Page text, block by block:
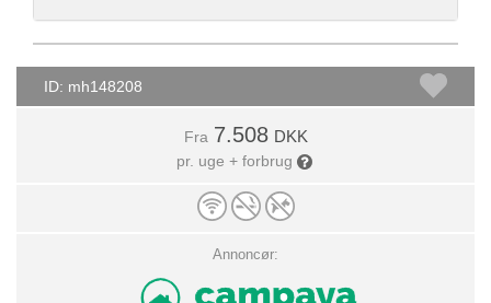
ID: mh148208
Fra 7.508 DKK
pr. uge + forbrug
Annoncør: